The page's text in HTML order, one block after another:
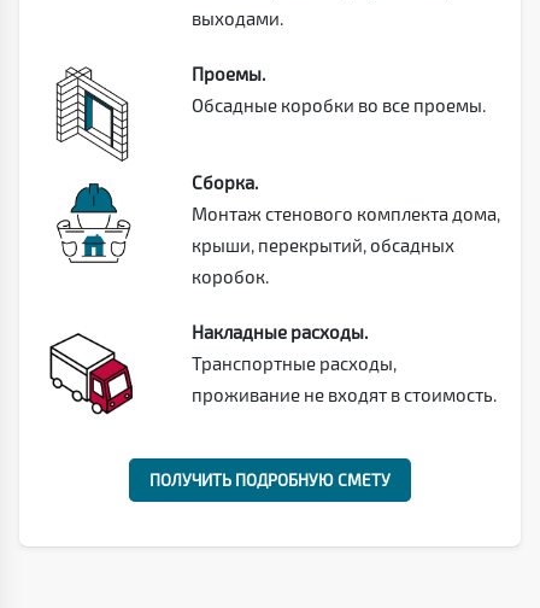
выходами.
Проемы.
Обсадные коробки во все проемы.
Сборка.
Монтаж стенового комплекта дома,
крыши, перекрытий, обсадных
коробок.
Накладные расходы.
Транспортные расходы,
проживание не входят в стоимость.
ПОЛУЧИТЬ ПОДРОБНУЮ СМЕТУ